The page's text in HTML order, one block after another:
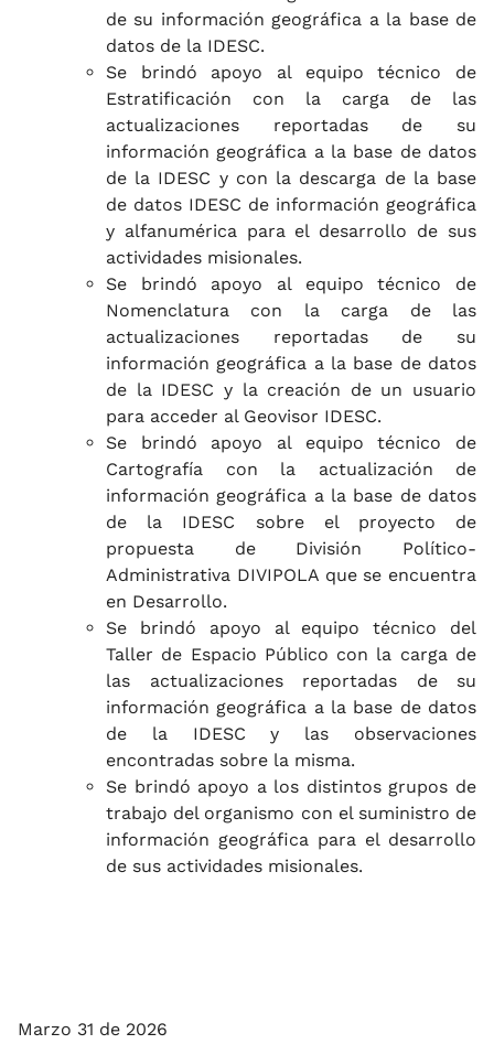
de su información geográfica a la base de
datos de la IDESC.
Se brindó apoyo al equipo técnico de
Estratificación con la carga de las
actualizaciones reportadas de su
información geográfica a la base de datos
de la IDESC y con la descarga de la base
de datos IDESC de información geográfica
y alfanumérica para el desarrollo de sus
actividades misionales.
Se brindó apoyo al equipo técnico de
Nomenclatura con la carga de las
actualizaciones reportadas de su
información geográfica a la base de datos
de la IDESC y la creación de un usuario
para acceder al Geovisor IDESC.
Se brindó apoyo al equipo técnico de
Cartografía con la actualización de
información geográfica a la base de datos
de la IDESC sobre el proyecto de
propuesta de División Político-
Administrativa DIVIPOLA que se encuentra
en Desarrollo.
Se brindó apoyo al equipo técnico del
Taller de Espacio Público con la carga de
las actualizaciones reportadas de su
información geográfica a la base de datos
de la IDESC y las observaciones
encontradas sobre la misma.
Se brindó apoyo a los distintos grupos de
trabajo del organismo con el suministro de
información geográfica para el desarrollo
de sus actividades misionales.
Marzo 31 de 2026